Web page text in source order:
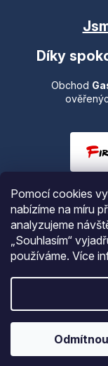
Pomocí cookies
nabízíme na míru
analyzujeme
„Souhlasím“
používáme. Více
Díky
Obchod